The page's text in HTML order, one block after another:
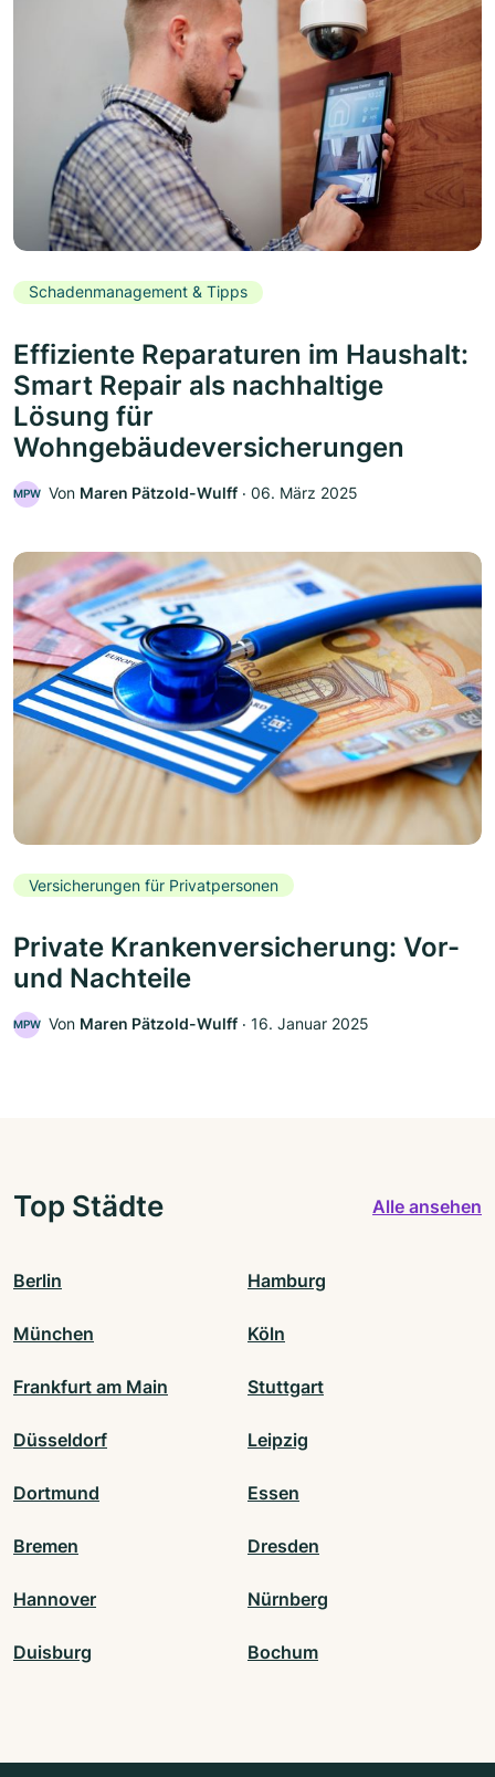
Schadenmanagement & Tipps
Effiziente Reparaturen im Haushalt:
Smart Repair als nachhaltige
Lösung für
Wohngebäudeversicherungen
MPW Von Maren Pätzold-Wulff ‧ 06. März 2025
Versicherungen für Privatpersonen
Private Krankenversicherung: Vor-
und Nachteile
MPW Von Maren Pätzold-Wulff ‧ 16. Januar 2025
Top Städte Alle ansehen
Berlin Hamburg
München Köln
Frankfurt am Main Stuttgart
Düsseldorf Leipzig
Dortmund Essen
Bremen Dresden
Hannover Nürnberg
Duisburg Bochum